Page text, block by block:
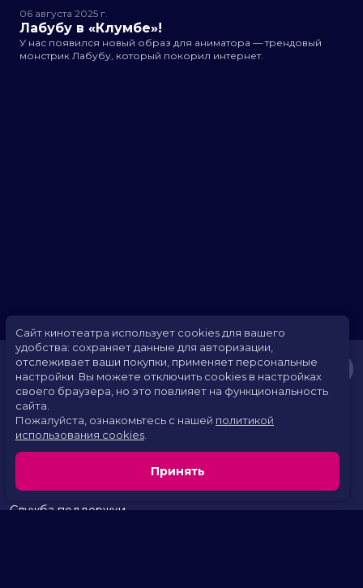
06 августа 2025 г.
Лабубу в «Клумбе»!
У нас появился новый образ для аниматора — трендовый
монстрик Лабубу, который покорил интернет.
Расписание
Скоро в кино
Территория развлечений
Новости и акции
Служба поддержки
Сайт кинотеатра использует cookies для вашего
удобства: сохраняет данные для авторизации,
отслеживает ваши покупки, применяет персональные
настройки.Вы можете отключить cookies в настройках
своего браузера, но это повлияет на функциональность
сайта.
Пожалуйста, ознакомьтесь с нашейполитикой
использования cookies
Принять